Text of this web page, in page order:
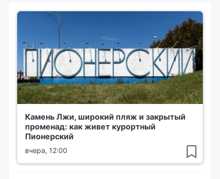
Камень Лжи, широкий пляж и закрытый
променад: как живет курортный
Пионерский
вчера, 12:00